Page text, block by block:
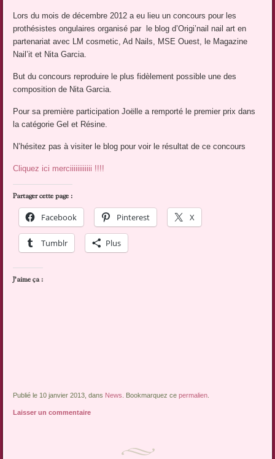
Lors du mois de décembre 2012 a eu lieu un concours pour les
prothésistes ongulaires organisé par le blog d’Origi’nail nail art en
partenariat avec LM cosmetic, Ad Nails, MSE Ouest, le Magazine
Nail’it et Nita Garcia.
But du concours reproduire le plus fidèlement possible une des
composition de Nita Garcia.
Pour sa première participation Joëlle a remporté le premier prix dans
la catégorie Gel et Résine.
N’hésitez pas à visiter le blog pour voir le résultat de ce concours
Cliquez ici merciiiiiiiiiiii !!!!
Partager cette page :
Facebook
Pinterest X
Tumblr Plus
J’aime ça :
Publié le 10 janvier 2013, dans News . Bookmarquez cepermalien
Laisser un commentaire